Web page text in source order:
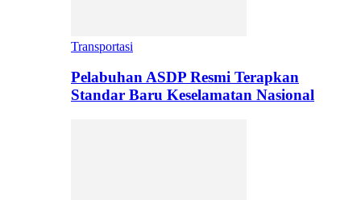
Transportasi
Pelabuhan ASDP Resmi Terapkan
Standar Baru Keselamatan Nasional